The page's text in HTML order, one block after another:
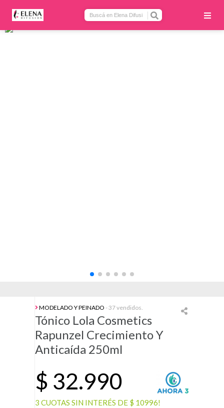
MODELADO Y PEINADO - 37 vendidos.
Tónico Lola Cosmetics
Rapunzel Crecimiento Y
Anticaída 250ml
$ 32.990
3 CUOTAS SIN INTERÉS DE $ 10996!